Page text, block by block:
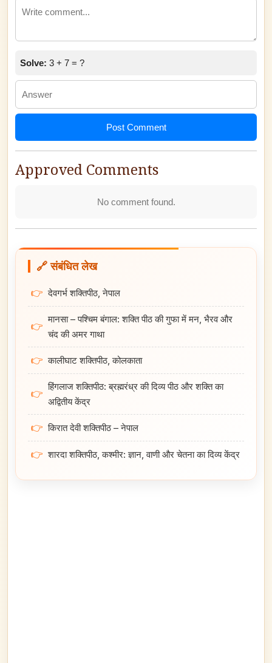
Solve: 3 + 7 = ?
Post Comment
Approved Comments
No comment found.
🔗 संबंधित लेख
👉 देवगर्भ शक्तिपीठ, नेपाल
👉
मानसा – पश्चिम बंगाल: शक्ति पीठ की गुफा में मन, भैरव और
चंद की अमर गाथा
👉 कालीघाट शक्तिपीठ, कोलकाता
👉
हिंगलाज शक्तिपीठ: ब्रह्मरंध्र की दिव्य पीठ और शक्ति का
अद्वितीय केंद्र
👉 किरात देवी शक्तिपीठ – नेपाल
👉 शारदा शक्तिपीठ, कश्मीर: ज्ञान, वाणी और चेतना का दिव्य केंद्र